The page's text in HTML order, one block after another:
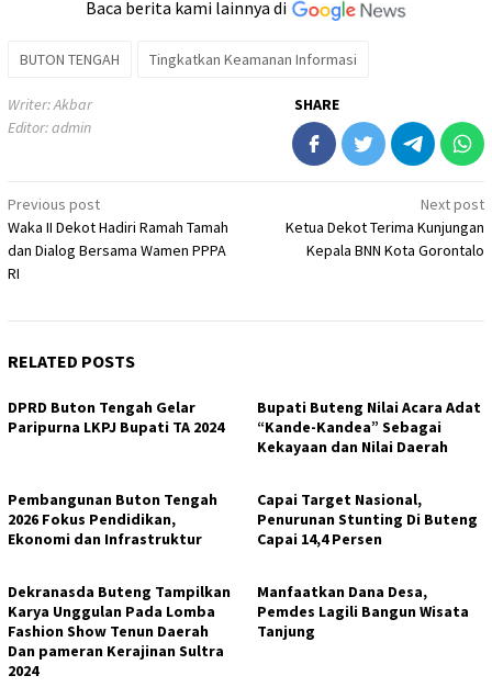
Baca berita kami lainnya di
BUTON TENGAH Tingkatkan Keamanan Informasi
Writer: Akbar
Editor: admin
SHARE
Post
navigation
Previous post
Waka II Dekot Hadiri Ramah Tamah
dan Dialog Bersama Wamen PPPA
RI
Next post
Ketua Dekot Terima Kunjungan
Kepala BNN Kota Gorontalo
RELATED POSTS
DPRD Buton Tengah Gelar
Paripurna LKPJ Bupati TA 2024
Bupati Buteng Nilai Acara Adat
“Kande-Kandea” Sebagai
Kekayaan dan Nilai Daerah
Pembangunan Buton Tengah
2026 Fokus Pendidikan,
Ekonomi dan Infrastruktur
Capai Target Nasional,
Penurunan Stunting Di Buteng
Capai 14,4 Persen
Dekranasda Buteng Tampilkan
Karya Unggulan Pada Lomba
Fashion Show Tenun Daerah
Dan pameran Kerajinan Sultra
2024
Manfaatkan Dana Desa,
Pemdes Lagili Bangun Wisata
Tanjung